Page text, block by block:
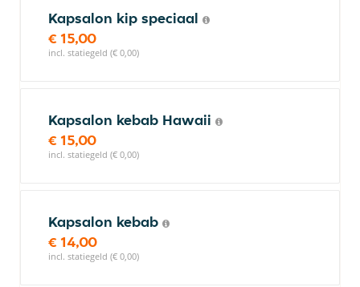
Kapsalon kip speciaal
€ 15,00
incl. statiegeld (€ 0,00)
Kapsalon kebab Hawaii
€ 15,00
incl. statiegeld (€ 0,00)
Kapsalon kebab
€ 14,00
incl. statiegeld (€ 0,00)